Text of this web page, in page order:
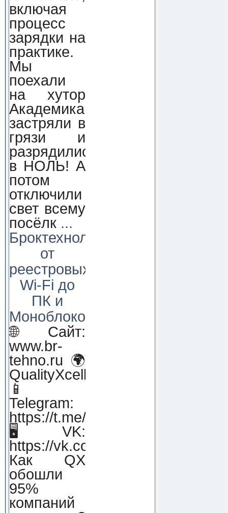
включая
процесс
зарядки на
практике.
Мы
поехали
на хутор
Академика,
застряли в
грязи и
разрядились
в НОЛЬ! А
потом
отключили
свет всему
посёлк ...
Броктехнолоджи:
от
реестровых
Wi-Fi до
ПК и
Моноблоков!
🌐 Сайт:
www.br-
tehno.ru 🌍
QualityXcellence.ru
📱
Telegram:
https://t.me/qx_lab_IT
🖥 VK:
https://vk.com/qualityxcellenc
Как QX
обошли
95%
компаний